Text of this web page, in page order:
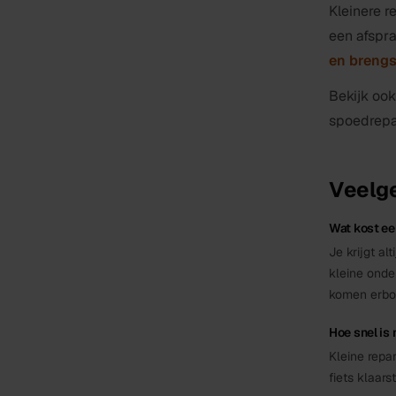
Kleinere
een
en
Bekijk
Wat kost
Je krijgt
kleine
komen
Hoe snel
Kleine
fiets